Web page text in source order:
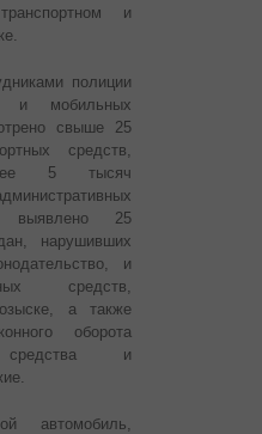
и
полиции
и мобильных
свыше 25
средств,
5 тысяч
выявлено 25
нарушивших
и
средств,
а также
оборота
средства и
автомобиль,